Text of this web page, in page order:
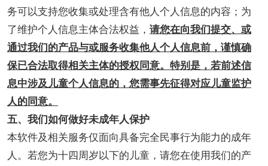
务可以支持您收集或处理含有他人个人信息的内容；为
了维护个人信息主体合法权益， 请您在向我们提交、或
通过我们的产品与或服务收集他人个人信息前，谨慎确
保已合法取得相关主体的授权同意。特别是，若前述信
息中涉及儿童个人信息的，您需事先征得对应儿童监护
人的同意。
五、我们如何做好未成年人保护
本软件及相关服务仅面向具备完全民事行为能力的成年
人。若您为十四周岁以下的儿童，请您在使用我们的产